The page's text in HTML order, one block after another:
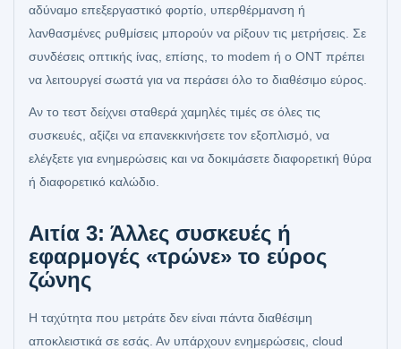
αδύναμο επεξεργαστικό φορτίο, υπερθέρμανση ή
λανθασμένες ρυθμίσεις μπορούν να ρίξουν τις μετρήσεις. Σε
συνδέσεις οπτικής ίνας, επίσης, το modem ή ο ONT πρέπει
να λειτουργεί σωστά για να περάσει όλο το διαθέσιμο εύρος.
Αν το τεστ δείχνει σταθερά χαμηλές τιμές σε όλες τις
συσκευές, αξίζει να επανεκκινήσετε τον εξοπλισμό, να
ελέγξετε για ενημερώσεις και να δοκιμάσετε διαφορετική θύρα
ή διαφορετικό καλώδιο.
Αιτία 3: Άλλες συσκευές ή
εφαρμογές «τρώνε» το εύρος
ζώνης
Η ταχύτητα που μετράτε δεν είναι πάντα διαθέσιμη
αποκλειστικά σε εσάς. Αν υπάρχουν ενημερώσεις, cloud